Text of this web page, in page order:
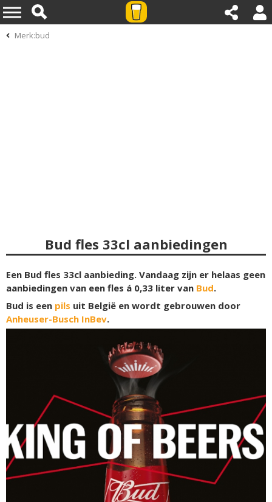
Merk:bud
Bud fles 33cl aanbiedingen
Een Bud fles 33cl aanbieding. Vandaag zijn er helaas geen
aanbiedingen van een fles á 0,33 liter van Bud.
Bud is een pils uit België en wordt gebrouwen door
Anheuser-Busch InBev.